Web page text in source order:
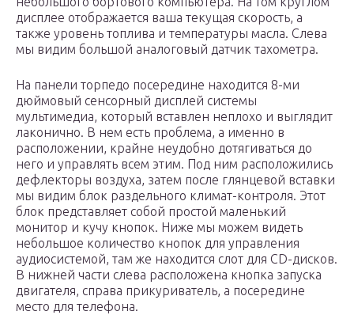
дисплее отображается ваша текущая скорость, а
также уровень топлива и температуры масла. Слева
мы видим большой аналоговый датчик тахометра.
На панели торпедо посередине находится 8-ми
дюймовый сенсорный дисплей системы
мультимедиа, который вставлен неплохо и выглядит
лаконично. В нем есть проблема, а именно в
расположении, крайне неудобно дотягиваться до
него и управлять всем этим. Под ним расположились
дефлекторы воздуха, затем после глянцевой вставки
мы видим блок раздельного климат-контроля. Этот
блок представляет собой простой маленький
монитор и кучу кнопок. Ниже мы можем видеть
небольшое количество кнопок для управления
аудиосистемой, там же находится слот для CD-дисков.
В нижней части слева расположена кнопка запуска
двигателя, справа прикуриватель, а посередине
место для телефона.